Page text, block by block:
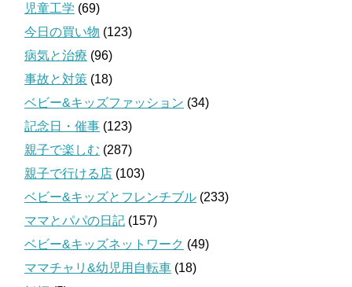
児童工学 (69)
今日の買い物 (123)
病気と治療 (96)
事故と対策 (18)
ベビー&キッズファッション (34)
記念日・催事 (123)
親子で楽しむ (287)
親子で行ける店 (103)
ベビー&キッズとフレンチブル (233)
ママとパパの日記 (157)
ベビー&キッズネットワーク (49)
ママチャリ&幼児用自転車 (18)